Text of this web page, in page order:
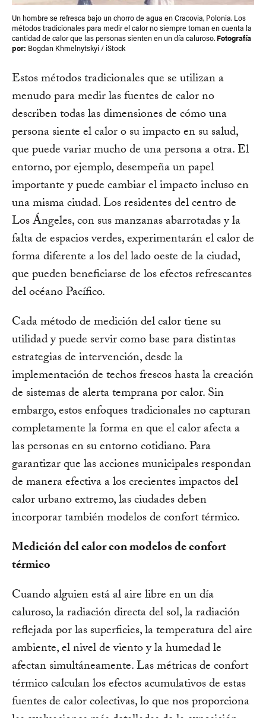
Un hombre se refresca bajo un chorro de agua en Cracovia, Polonia. Los
métodos tradicionales para medir el calor no siempre toman en cuenta la
cantidad de calor que las personas sienten en un día caluroso. Fotografía
por: Bogdan Khmelnytskyi / iStock
Estos métodos tradicionales que se utilizan a
menudo para medir las fuentes de calor no
describen todas las dimensiones de cómo una
persona siente el calor o su impacto en su salud,
que puede variar mucho de una persona a otra. El
entorno, por ejemplo, desempeña un papel
importante y puede cambiar el impacto incluso en
una misma ciudad. Los residentes del centro de
Los Ángeles, con sus manzanas abarrotadas y la
falta de espacios verdes, experimentarán el calor de
forma diferente a los del lado oeste de la ciudad,
que pueden beneficiarse de los efectos refrescantes
del océano Pacífico.
Cada método de medición del calor tiene su
utilidad y puede servir como base para distintas
estrategias de intervención, desde la
implementación de techos frescos hasta la creación
de sistemas de alerta temprana por calor. Sin
embargo, estos enfoques tradicionales no capturan
completamente la forma en que el calor afecta a
las personas en su entorno cotidiano. Para
garantizar que las acciones municipales respondan
de manera efectiva a los crecientes impactos del
calor urbano extremo, las ciudades deben
incorporar también modelos de confort térmico.
Medición del calor con modelos de confort
térmico
Cuando alguien está al aire libre en un día
caluroso, la radiación directa del sol, la radiación
reflejada por las superficies, la temperatura del aire
ambiente, el nivel de viento y la humedad le
afectan simultáneamente. Las métricas de confort
térmico calculan los efectos acumulativos de estas
fuentes de calor colectivas, lo que nos proporciona